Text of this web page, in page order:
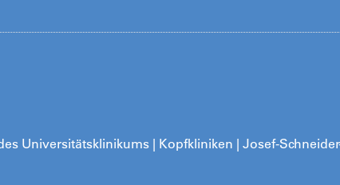
Universitätsklinikums | Kopfkliniken | Josef-